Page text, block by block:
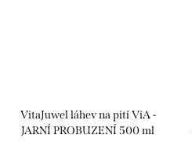
VitaJuwel láhev na pití ViA -
JARNÍ PROBUZENÍ 500 ml